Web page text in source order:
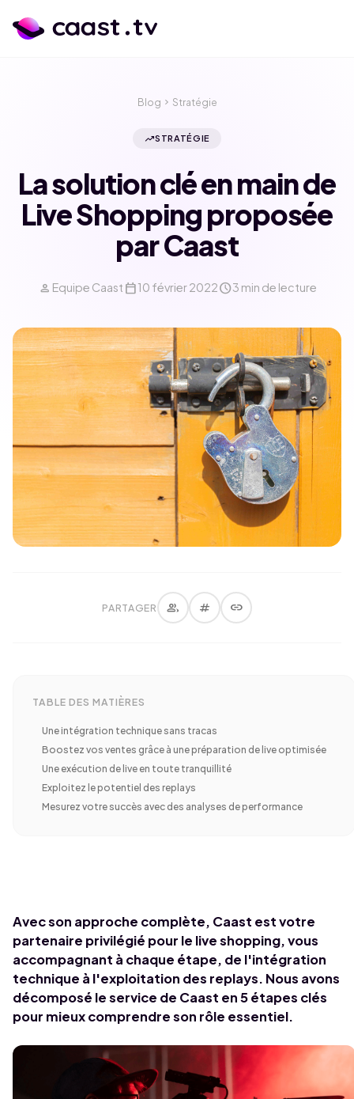
calendar_month language
Blog chevron_right Stratégie
trending_upSTRATÉGIE
La solution clé en main de
Live Shopping proposée
par Caast
person Equipe Caast calendar_today10 février 2022schedule3 min de lecture
PARTAGER group tag link
TABLE DES MATIÈRES
Une intégration technique sans tracas
Boostez vos ventes grâce à une préparation de live optimisée
Une exécution de live en toute tranquillité
Exploitez le potentiel des replays
Mesurez votre succès avec des analyses de performance
Avec son approche complète, Caast est votre
partenaire privilégié pour le live shopping, vous
accompagnant à chaque étape, de l'intégration
technique à l'exploitation des replays. Nous avons
décomposé le service de Caast en 5 étapes clés
pour mieux comprendre son rôle essentiel.